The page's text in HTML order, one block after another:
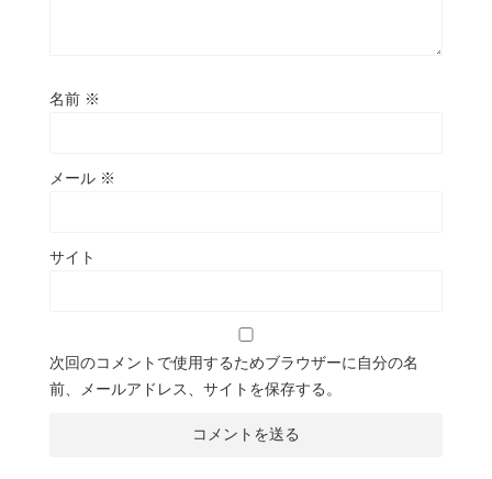
名前 ※
メール ※
サイト
次回のコメントで使用するためブラウザーに自分の名
前、メールアドレス、サイトを保存する。